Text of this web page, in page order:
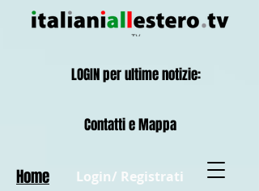
Login/ Registrati
Contatti e Mappa
Home
LOGIN per ultime notizie: